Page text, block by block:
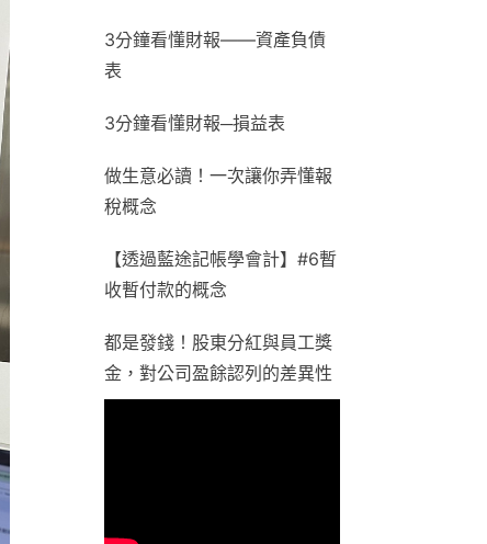
3分鐘看懂財報——資產負債
表
3分鐘看懂財報─損益表
做生意必讀！一次讓你弄懂報
稅概念
【透過藍途記帳學會計】#6暫
收暫付款的概念
都是發錢！股東分紅與員工獎
金，對公司盈餘認列的差異性